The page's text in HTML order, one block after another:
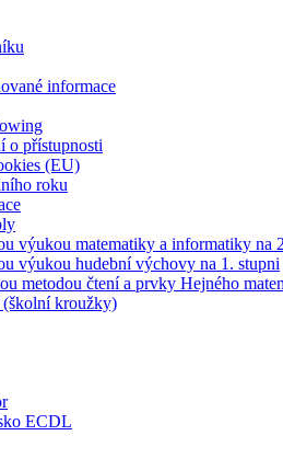
informace
o přístupnosti
(EU)
roku
výukou matematiky a informatiky na
výukou hudební výchovy na 1. stupni
metodou čtení a prvky Hejného
kroužky)
ECDL